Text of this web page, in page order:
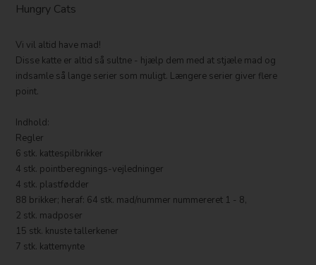
Hungry Cats
Vi vil altid have mad!
Disse katte er altid så sultne - hjælp dem med at stjæle mad og
indsamle så lange serier som muligt. Længere serier giver flere
point.
Indhold:
Regler
6 stk. kattespilbrikker
4 stk. pointberegnings-vejledninger
4 stk. plastfødder
88 brikker; heraf: 64 stk. mad/nummer nummereret 1 - 8,
2 stk. madposer
15 stk. knuste tallerkener
7 stk. kattemynte